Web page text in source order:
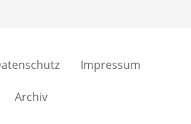
Impressum
Archiv